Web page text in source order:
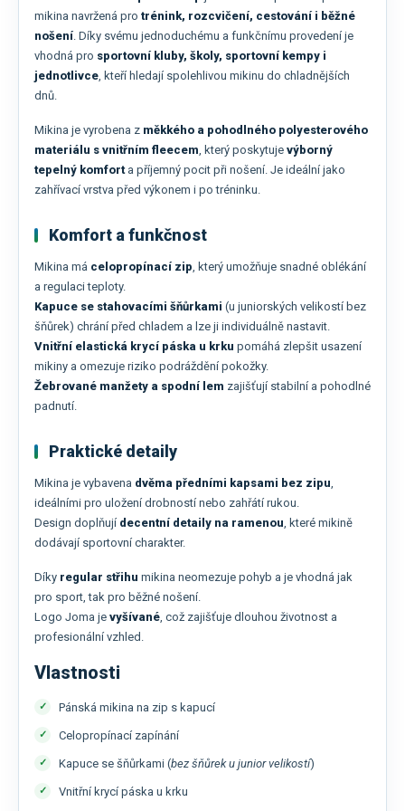
mikina navržená pro trénink, rozcvičení, cestování i běžné
nošení. Díky svému jednoduchému a funkčnímu provedení je
vhodná pro sportovní kluby, školy, sportovní kempy i
jednotlivce, kteří hledají spolehlivou mikinu do chladnějších
dnů.
Mikina je vyrobena z měkkého a pohodlného polyesterového
materiálu s vnitřním fleecem, který poskytuje výborný
tepelný komforta příjemný pocit při nošení. Je ideální jako
zahřívací vrstva před výkonem i po tréninku.
Komfort a funkčnost
Mikina má celopropínací zip, který umožňuje snadné oblékání
a regulaci teploty.
Kapuce se stahovacími šňůrkami (u juniorských velikostí bez
šňůrek) chrání před chladem a lze ji individuálně nastavit.
Vnitřní elastická krycí páska u krku pomáhá zlepšit usazení
mikiny a omezuje riziko podráždění pokožky.
Žebrované manžety a spodní lem zajišťují stabilní a pohodlné
padnutí.
Praktické detaily
Mikina je vybavena dvěma předními kapsami bez zipu,
ideálními pro uložení drobností nebo zahřátí rukou.
Design doplňují decentní detaily na ramenou, které mikině
dodávají sportovní charakter.
Díky regular střihu mikina neomezuje pohyb a je vhodná jak
pro sport, tak pro běžné nošení.
Logo Joma je vyšívané, což zajišťuje dlouhou životnost a
profesionální vzhled.
Vlastnosti
Pánská mikina na zip s kapucí
Celopropínací zapínání
Kapuce se šňůrkami (bez šňůrek u junior velikostí)
Vnitřní krycí páska u krku